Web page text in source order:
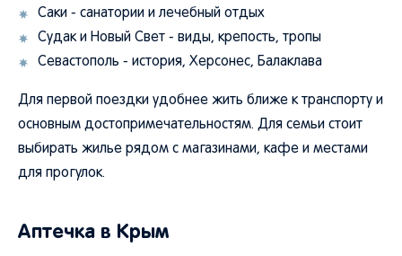
Саки - санатории и лечебный отдых
Судак и Новый Свет - виды, крепость, тропы
Севастополь - история, Херсонес, Балаклава
Для первой поездки удобнее жить ближе к транспорту и
основным достопримечательностям. Для семьи стоит
выбирать жилье рядом с магазинами, кафе и местами
для прогулок.
Аптечка в Крым